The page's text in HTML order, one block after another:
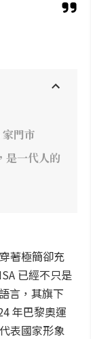
門市
是一代人的
著極簡卻充
已經不只是
言，其旗下
年巴黎奧運
表國家形象